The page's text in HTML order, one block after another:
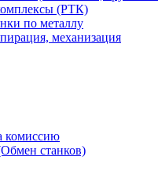
(РТК)
по металлу
механизация
комиссию
станков)